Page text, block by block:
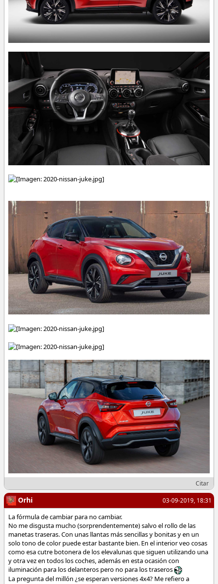
Citar
03-09-2019, 18:31
Orhi
La fórmula de cambiar para no cambiar.
No me disgusta mucho (sorprendentemente) salvo el rollo de las
manetas traseras. Con unas llantas más sencillas y bonitas y en un
solo tono de color puede estar bastante bien. En el interior veo cosas
como esa cutre botonera de los elevalunas que siguen utilizando una
y otra vez en todos los coches, además en esta ocasión con
iluminación para los delanteros pero no para los traseros
La pregunta del millón ¿se esperan versiones 4x4? Me refiero a